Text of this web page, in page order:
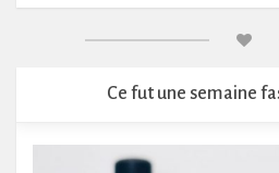
Ce fut une semaine